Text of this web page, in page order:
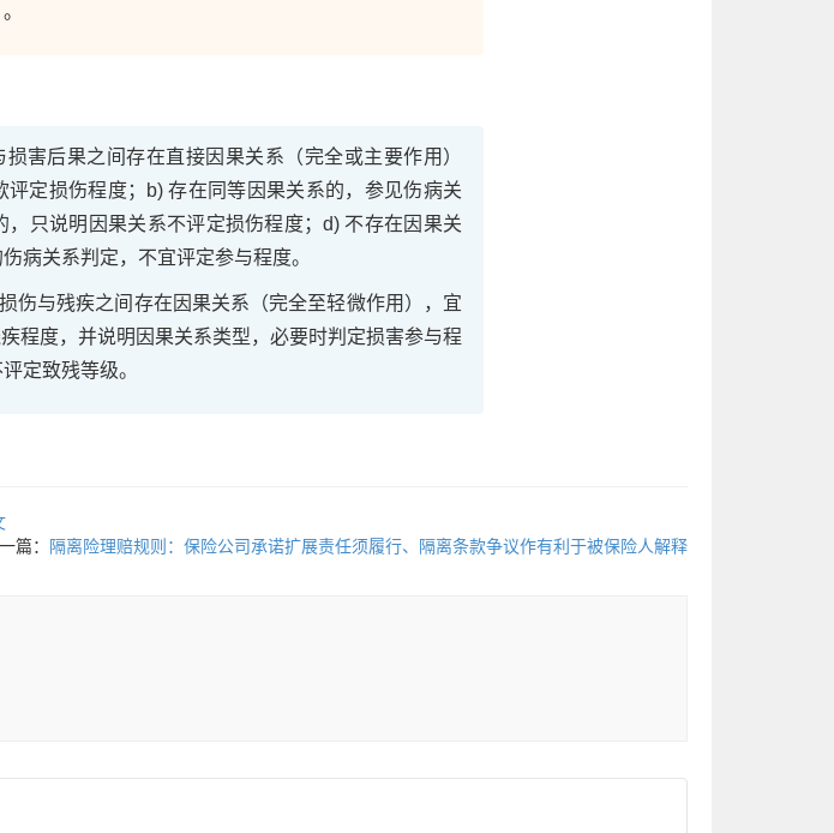
损害后果之间存在直接因果关系（完全或主要作用）
定损伤程度；b) 存在同等因果关系的，参见伤病关
只说明因果关系不评定损伤程度；d) 不存在因果关
病关系判定，不宜评定参与程度。
伤与残疾之间存在因果关系（完全至轻微作用），宜
程度，并说明因果关系类型，必要时判定损害参与程
定致残等级。
一篇：
隔离险理赔规则：保险公司承诺扩展责任须履行、隔离条款争议作有利于被保险人解释